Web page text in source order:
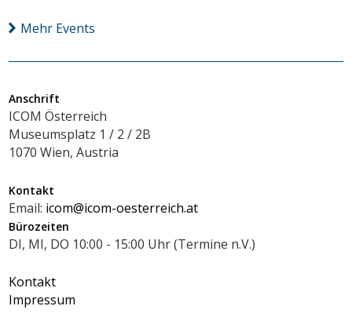
Mehr Events
Anschrift
ICOM Österreich
Museumsplatz 1 / 2 / 2B
1070 Wien, Austria
Kontakt
Email: icom@icom-oesterreich.at
Bürozeiten
DI, MI, DO 10:00 - 15:00 Uhr (Termine n.V.)
Kontakt
Impressum